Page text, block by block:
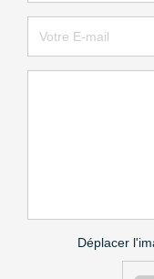
Déplacer